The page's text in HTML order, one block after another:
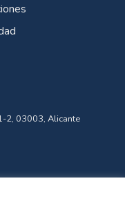
2, 03003, Alicante